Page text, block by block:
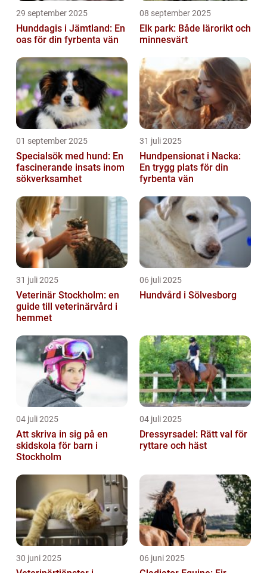
29 september 2025
Hunddagis i Jämtland: En
oas för din fyrbenta vän
08 september 2025
Elk park: Både lärorikt och
minnesvärt
01 september 2025
Specialsök med hund: En
fascinerande insats inom
sökverksamhet
31 juli 2025
Hundpensionat i Nacka:
En trygg plats för din
fyrbenta vän
31 juli 2025
Veterinär Stockholm: en
guide till veterinärvård i
hemmet
06 juli 2025
Hundvård i Sölvesborg
04 juli 2025
Att skriva in sig på en
skidskola för barn i
Stockholm
04 juli 2025
Dressyrsadel: Rätt val för
ryttare och häst
30 juni 2025 06 juni 2025